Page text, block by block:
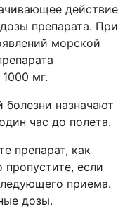
действие
препарата. При
морской
мг.
назначают
час до полета.
препарат, как
если
приема.
дозы.